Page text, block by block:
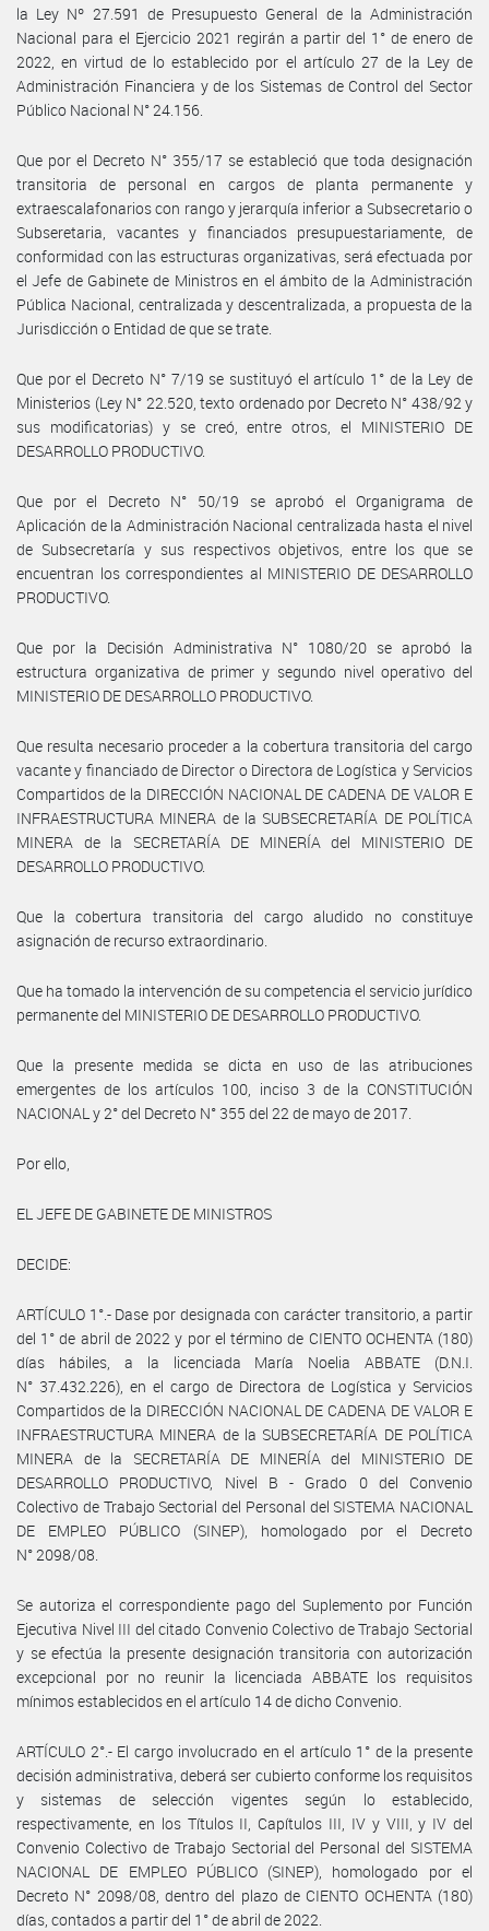
la Ley Nº 27.591 de Presupuesto General de la Administración
Nacional para el Ejercicio 2021 regirán a partir del 1° de enero de
2022, en virtud de lo establecido por el artículo 27 de la Ley de
Administración Financiera y de los Sistemas de Control del Sector
Público Nacional N° 24.156.
Que por el Decreto N° 355/17 se estableció que toda designación
transitoria de personal en cargos de planta permanente y
extraescalafonarios con rango y jerarquía inferior a Subsecretario o
Subseretaria, vacantes y financiados presupuestariamente, de
conformidad con las estructuras organizativas, será efectuada por
el Jefe de Gabinete de Ministros en el ámbito de la Administración
Pública Nacional, centralizada y descentralizada, a propuesta de la
Jurisdicción o Entidad de que se trate.
Que por el Decreto N° 7/19 se sustituyó el artículo 1° de la Ley de
Ministerios (Ley N° 22.520, texto ordenado por Decreto N° 438/92 y
sus modificatorias) y se creó, entre otros, el MINISTERIO DE
DESARROLLO PRODUCTIVO.
Que por el Decreto N° 50/19 se aprobó el Organigrama de
Aplicación de la Administración Nacional centralizada hasta el nivel
de Subsecretaría y sus respectivos objetivos, entre los que se
encuentran los correspondientes al MINISTERIO DE DESARROLLO
PRODUCTIVO.
Que por la Decisión Administrativa N° 1080/20 se aprobó la
estructura organizativa de primer y segundo nivel operativo del
MINISTERIO DE DESARROLLO PRODUCTIVO.
Que resulta necesario proceder a la cobertura transitoria del cargo
vacante y financiado de Director o Directora de Logística y Servicios
Compartidos de la DIRECCIÓN NACIONAL DE CADENA DE VALOR E
INFRAESTRUCTURA MINERA de la SUBSECRETARÍA DE POLÍTICA
MINERA de la SECRETARÍA DE MINERÍA del MINISTERIO DE
DESARROLLO PRODUCTIVO.
Que la cobertura transitoria del cargo aludido no constituye
asignación de recurso extraordinario.
Que ha tomado la intervención de su competencia el servicio jurídico
permanente del MINISTERIO DE DESARROLLO PRODUCTIVO.
Que la presente medida se dicta en uso de las atribuciones
emergentes de los artículos 100, inciso 3 de la CONSTITUCIÓN
NACIONAL y 2° del Decreto N° 355 del 22 de mayo de 2017.
Por ello,
EL JEFE DE GABINETE DE MINISTROS
DECIDE:
ARTÍCULO 1°.- Dase por designada con carácter transitorio, a partir
del 1° de abril de 2022 y por el término de CIENTO OCHENTA (180)
días hábiles, a la licenciada María Noelia ABBATE (D.N.I.
N° 37.432.226), en el cargo de Directora de Logística y Servicios
Compartidos de la DIRECCIÓN NACIONAL DE CADENA DE VALOR E
INFRAESTRUCTURA MINERA de la SUBSECRETARÍA DE POLÍTICA
MINERA de la SECRETARÍA DE MINERÍA del MINISTERIO DE
DESARROLLO PRODUCTIVO, Nivel B - Grado 0 del Convenio
Colectivo de Trabajo Sectorial del Personal del SISTEMA NACIONAL
DE EMPLEO PÚBLICO (SINEP), homologado por el Decreto
N° 2098/08.
Se autoriza el correspondiente pago del Suplemento por Función
Ejecutiva Nivel III del citado Convenio Colectivo de Trabajo Sectorial
y se efectúa la presente designación transitoria con autorización
excepcional por no reunir la licenciada ABBATE los requisitos
mínimos establecidos en el artículo 14 de dicho Convenio.
ARTÍCULO 2°.- El cargo involucrado en el artículo 1° de la presente
decisión administrativa, deberá ser cubierto conforme los requisitos
y sistemas de selección vigentes según lo establecido,
respectivamente, en los Títulos II, Capítulos III, IV y VIII, y IV del
Convenio Colectivo de Trabajo Sectorial del Personal del SISTEMA
NACIONAL DE EMPLEO PÚBLICO (SINEP), homologado por el
Decreto N° 2098/08, dentro del plazo de CIENTO OCHENTA (180)
días, contados a partir del 1° de abril de 2022.